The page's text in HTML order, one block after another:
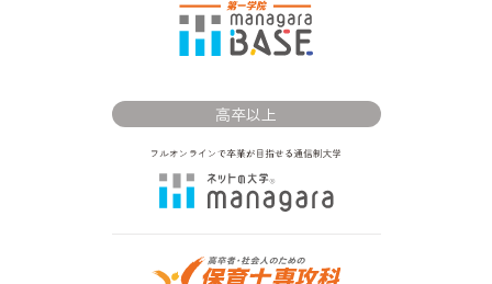
高卒以上